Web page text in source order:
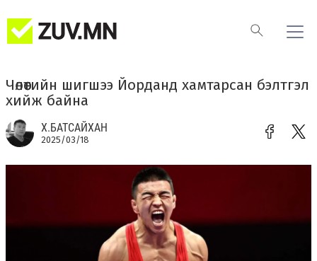
Чөлөөтийн шигшээ Йорданд хамтарсан бэлтгэл
хийж байна
Х.БАТСАЙХАН
2025/03/18